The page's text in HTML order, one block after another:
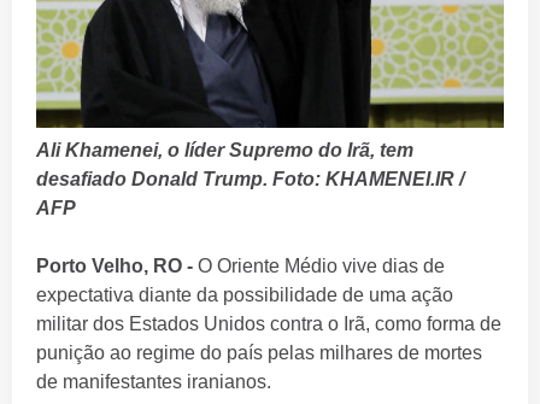
Ali Khamenei, o líder Supremo do Irã, tem
desafiado Donald Trump. Foto: KHAMENEI.IR /
AFP
Porto Velho, RO - O Oriente Médio vive dias de
expectativa diante da possibilidade de uma ação
militar dos Estados Unidos contra o Irã, como forma de
punição ao regime do país pelas milhares de mortes
de manifestantes iranianos.